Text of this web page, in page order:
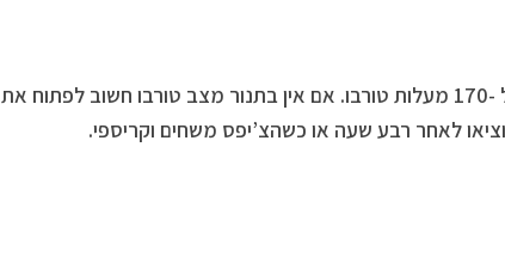
לתנור שחומם מראש ל -170 מעלות טורבו. אם אין בתנור מצב טורבו חשוב לפתוח את
לאחר רבע שעה או כשהצ’יפס משחים וקריספי.